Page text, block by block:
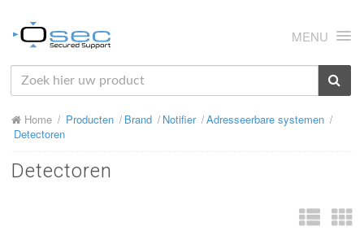
MENU
HOME
OVER ONS
NIEUWS
Home Producten Brand Notifier
Adresseerbare systemen
Detectoren
Detectoren